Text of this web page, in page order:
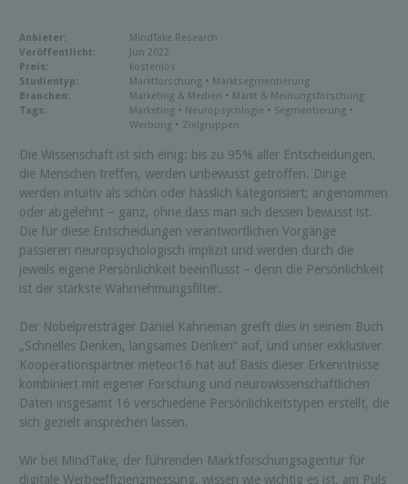
Anbieter:
MindTake Research
Veröffentlicht:
Jun 2022
Preis:
kostenlos
Studientyp:
Marktforschung • Marktsegmentierung
Branchen:
Marketing & Medien • Markt & Meinungsforschung
Tags:
Marketing • Neuropsychlogie • Segmentierung •
Werbung • Zielgruppen
Die Wissenschaft ist sich einig: bis zu 95% aller Entscheidungen,
die Menschen treffen, werden unbewusst getroffen. Dinge
werden intuitiv als schön oder hässlich kategorisiert; angenommen
oder abgelehnt – ganz, ohne dass man sich dessen bewusst ist.
Die für diese Entscheidungen verantwortlichen Vorgänge
passieren neuropsychologisch implizit und werden durch die
jeweils eigene Persönlichkeit beeinflusst – denn die Persönlichkeit
ist der stärkste Wahrnehmungsfilter.
Der Nobelpreisträger Daniel Kahneman greift dies in seinem Buch
„Schnelles Denken, langsames Denken“ auf, und unser exklusiver
Kooperationspartner meteor16 hat auf Basis dieser Erkenntnisse
kombiniert mit eigener Forschung und neurowissenschaftlichen
Daten insgesamt 16 verschiedene Persönlichkeitstypen erstellt, die
sich gezielt ansprechen lassen.
Wir bei MindTake, der führenden Marktforschungsagentur für
digitale Werbeeffizienzmessung, wissen wie wichtig es ist, am Puls